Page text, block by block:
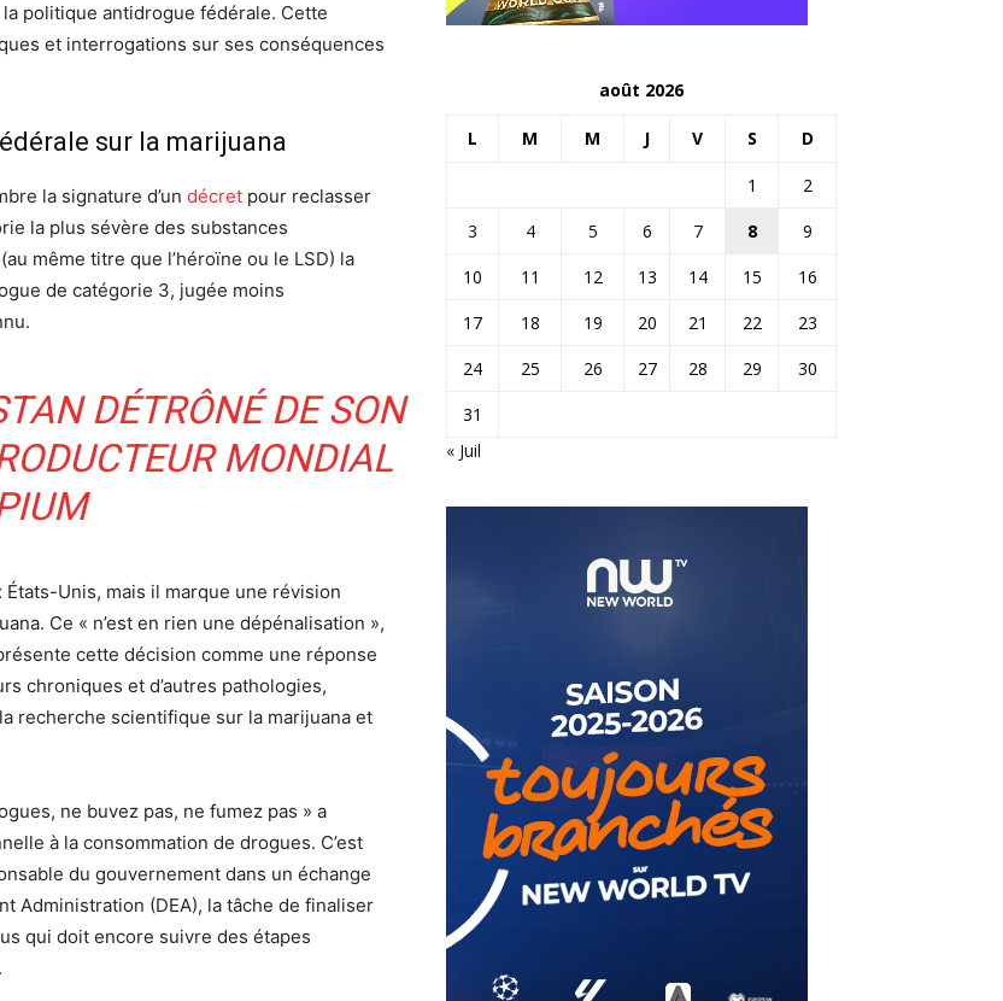
politique antidrogue fédérale. Cette
et interrogations sur ses conséquences
sur la marijuana
la signature d’un décret pour reclasser
la plus sévère des substances
même titre que l’héroïne ou le LSD) la
de catégorie 3, jugée moins
DÉTRÔNÉ DE SON
MONDIAL
Unis, mais il marque une révision
Ce « n’est en rien une dépénalisation »,
cette décision comme une réponse
chroniques et d’autres pathologies,
recherche scientifique sur la marijuana et
ne buvez pas, ne fumez pas » a
à la consommation de drogues. C’est
du gouvernement dans un échange
Administration (DEA), la tâche de finaliser
qui doit encore suivre des étapes
août 2026
L M M J V S D
1
2
3
4 5 6 7 8
9
10
11 12 13 14 15
16
17
18 19 20 21 22
23
24
25 26 27 28 29
30
31
« Juil